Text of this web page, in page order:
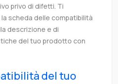
privo di difetti. Ti
scheda delle compatibilità
descrizione e di
del tuo prodotto con
del tuo